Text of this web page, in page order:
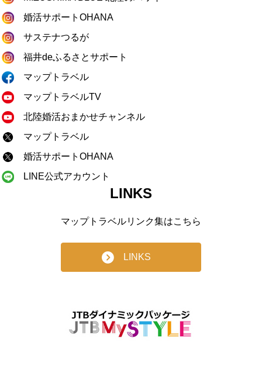
婚活サポートOHANA
サステナつるが
福井deふるさとサポート
マップトラベル
マップトラベルTV
北陸婚活おまかせチャンネル
マップトラベル
婚活サポートOHANA
LINE公式アカウント
LINKS
マップトラベルリンク集はこちら
LINKS